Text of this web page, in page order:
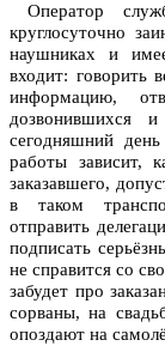
Оператор
круглосуточно
наушниках и
входит: говорить
информацию,
дозвонившихся
сегодняшний
работы зависит,
заказавшего,
в таком
отправить
подписать
не справится со
забудет про
сорваны, на
опоздают на